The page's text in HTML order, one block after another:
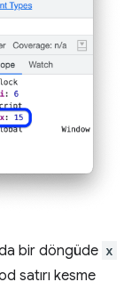
bir döngüde x
satırı kesme